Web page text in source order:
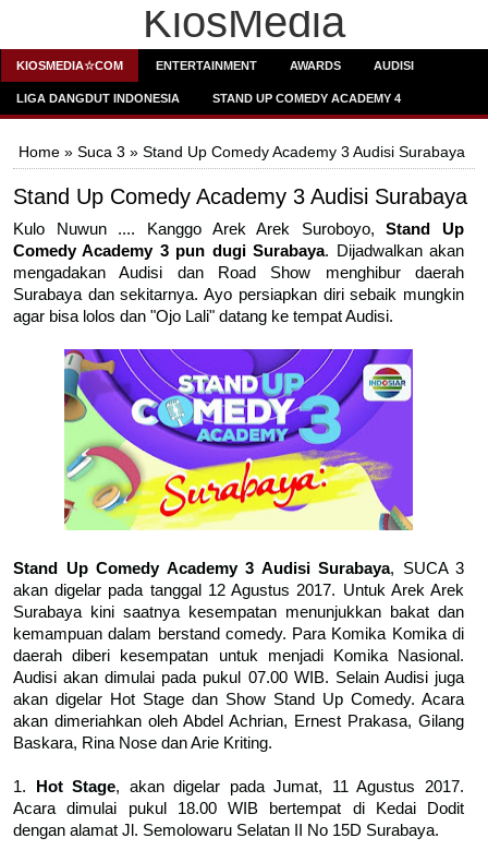
KiosMedia
KIOSMEDIA☆COM ENTERTAINMENT AWARDS AUDISI
LIGA DANGDUT INDONESIA STAND UP COMEDY ACADEMY 4
Home » Suca 3 » Stand Up Comedy Academy 3 Audisi Surabaya
Stand Up Comedy Academy 3 Audisi Surabaya
Kulo Nuwun .... Kanggo Arek Arek Suroboyo,Stand Up
Comedy Academy 3 pun dugi Surabaya. Dijadwalkan akan
mengadakan Audisi dan Road Show menghibur daerah
Surabaya dan sekitarnya. Ayo persiapkan diri sebaik mungkin
agar bisa lolos dan "Ojo Lali" datang ke tempat Audisi.
Stand Up Comedy Academy 3 Audisi Surabaya, SUCA 3
akan digelar pada tanggal 12 Agustus 2017. Untuk Arek Arek
Surabaya kini saatnya kesempatan menunjukkan bakat dan
kemampuan dalam berstand comedy. Para Komika Komika di
daerah diberi kesempatan untuk menjadi Komika Nasional.
Audisi akan dimulai pada pukul 07.00 WIB. Selain Audisi juga
akan digelar Hot Stage dan Show Stand Up Comedy. Acara
akan dimeriahkan oleh Abdel Achrian, Ernest Prakasa, Gilang
Baskara, Rina Nose dan Arie Kriting.
1. Hot Stage, akan digelar pada Jumat, 11 Agustus 2017.
Acara dimulai pukul 18.00 WIB bertempat di Kedai Dodit
dengan alamat Jl. Semolowaru Selatan II No 15D Surabaya.